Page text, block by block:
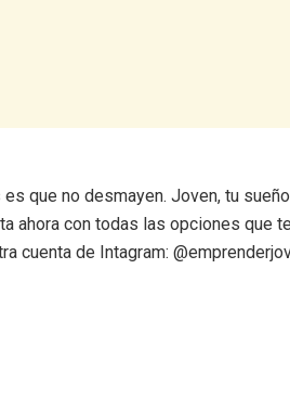
que no desmayen. Joven, tu
ahora con todas las opciones que
cuenta de Intagram: